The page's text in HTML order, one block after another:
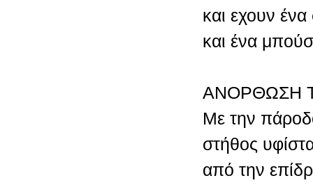
και εχουν
και ένα
ΑΝΟΡΘΩΣΗ
Με την
στήθος
από την